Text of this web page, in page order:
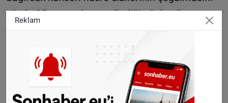
yüzde 95 oranında engellediği gözlendi.
Araştırmanın ayrıntıları "Nature Biomedical
Engineering" dergisinde yayımlandı.
AA
Reklam